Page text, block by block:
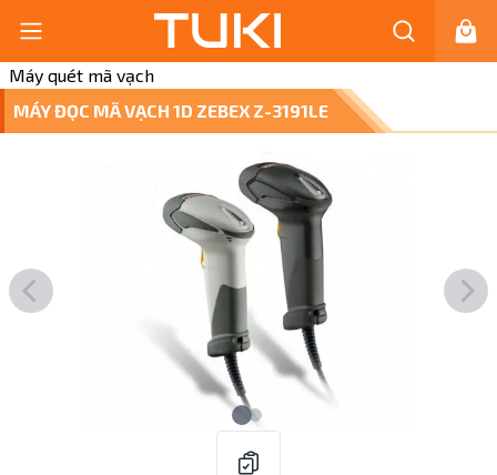
Máy quét mã vạch
MÁY ĐỌC MÃ VẠCH 1D ZEBEX Z-3191LE